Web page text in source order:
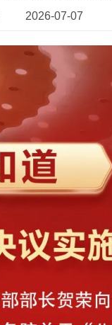
2026-07-07